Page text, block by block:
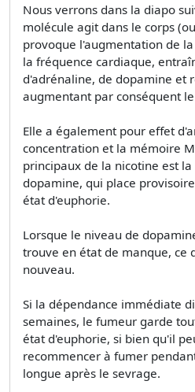
Nous verrons dans la diapo
molécule agit dans le corps
provoque l'augmentation de
la fréquence cardiaque,
d'adrénaline, de dopamine et
augmentant par conséquent
Elle a également pour effet
concentration et la mémoire
principaux de la nicotine est
dopamine, qui place
état d'euphorie.
Lorsque le niveau de
trouve en état de manque, ce
nouveau.
Si la dépendance immédiate
semaines, le fumeur garde
état d'euphorie, si bien qu'il
recommencer à fumer
longue après le sevrage.